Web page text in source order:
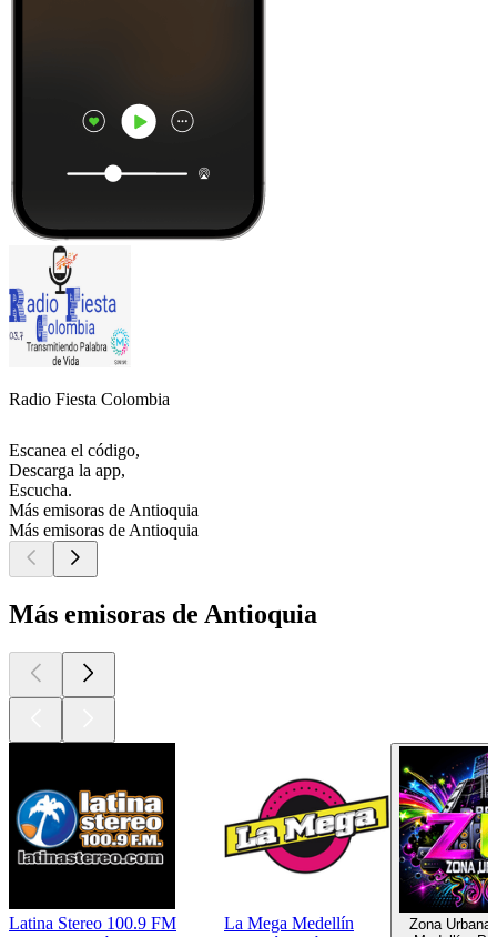
Radio Fiesta Colombia
Escanea el código,
Descarga la app,
Escucha.
Más emisoras de Antioquia
Más emisoras de Antioquia
Más emisoras de Antioquia
Latina Stereo 100.9 FM
La Mega Medellín
Zona Urbana